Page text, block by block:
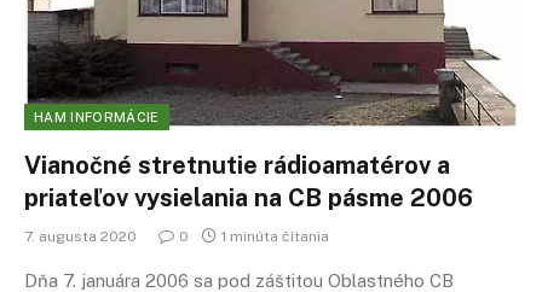
HAM INFORMÁCIE
Vianočné stretnutie rádioamatérov a
priateľov vysielania na CB pásme 2006
7. augusta 2020 0 1 minúta čítania
Dňa 7. januára 2006 sa pod záštitou Oblastného CB